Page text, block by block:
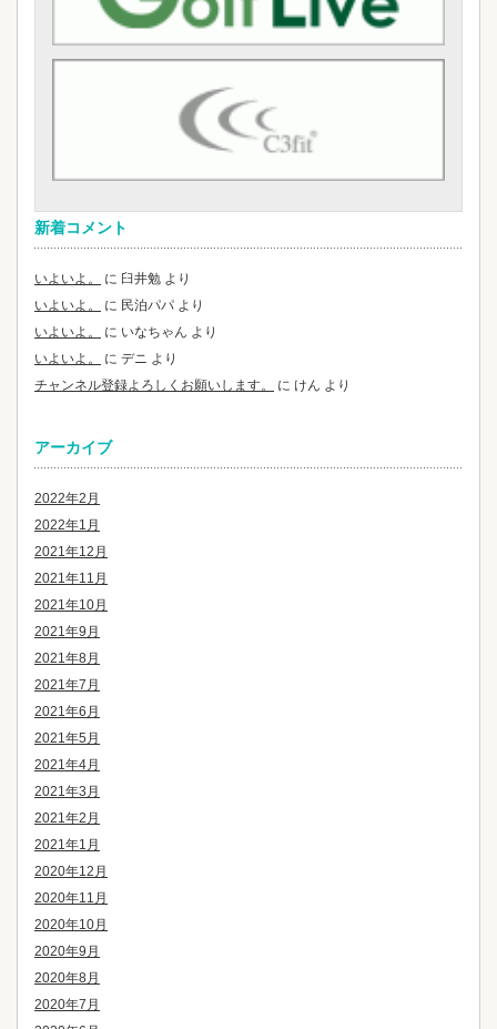
新着コメント
いよいよ。 に 臼井勉 より
いよいよ。
に 民泊パパ より
いよいよ。
に いなちゃん より
いよいよ。
に デニ より
チャンネル登録よろしくお願いします。
に けん より
アーカイブ
2022年2月
2022年1月
2021年12月
2021年11月
2021年10月
2021年9月
2021年8月
2021年7月
2021年6月
2021年5月
2021年4月
2021年3月
2021年2月
2021年1月
2020年12月
2020年11月
2020年10月
2020年9月
2020年8月
2020年7月